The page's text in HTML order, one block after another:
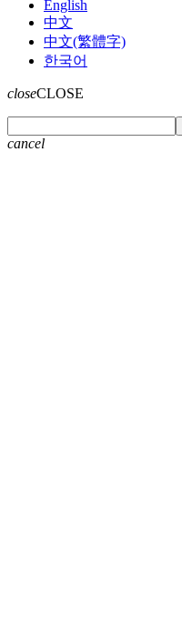
English
中文
中文(繁體字)
한국어
closeCLOSE
cancel